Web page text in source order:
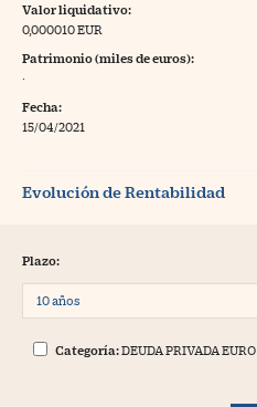
Valor liquidativo:
0,000010 EUR
Patrimonio (miles de euros):
·
Fecha:
15/04/2021
Evolución de Rentabilidad
Plazo:
Categoría:DEUDA PRIVADA EURO